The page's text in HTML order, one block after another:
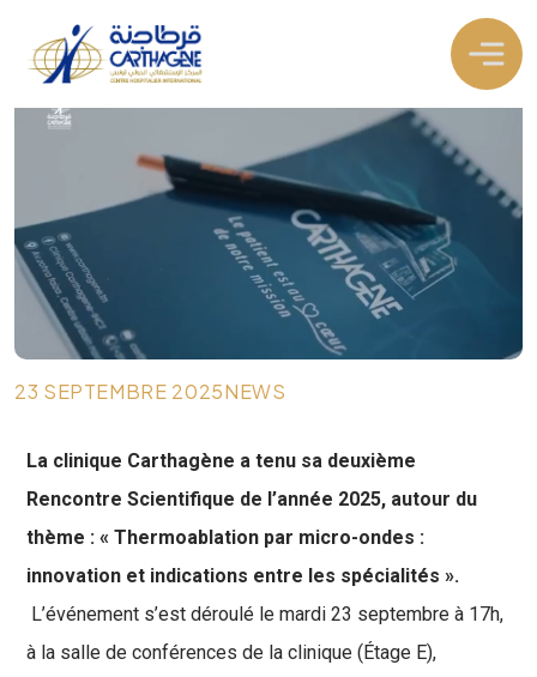
23 SEPTEMBRE 2025NEWS
La clinique Carthagène a tenu sa deuxième
Rencontre Scientifique de l’année 2025, autour du
thème : « Thermoablation par micro-ondes :
innovation et indications entre les spécialités ».
L’événement s’est déroulé le mardi 23 septembre à 17h,
à la salle de conférences de la clinique (Étage E),